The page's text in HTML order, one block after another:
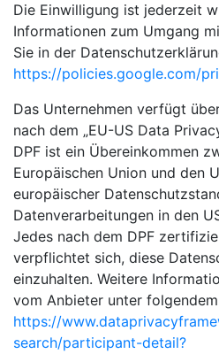
Die Einwilligung ist jederzeit
Informationen zum Umgang
Sie in der
https://policies.google.com/
Das Unternehmen verfügt
nach dem „EU-US Data
DPF ist ein Übereinkommen
Europäischen Union und den
europäischer
Datenverarbeitungen in den
Jedes nach dem DPF
verpflichtet sich, diese
einzuhalten. Weitere
vom Anbieter unter
https://
search/participant-detail?